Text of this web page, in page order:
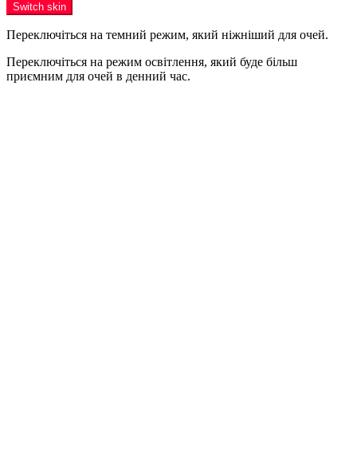
Switch skin
Переключіться на темний режим, який ніжніший для очей.
Переключіться на режим освітлення, який буде більш
приємним для очей в денний час.